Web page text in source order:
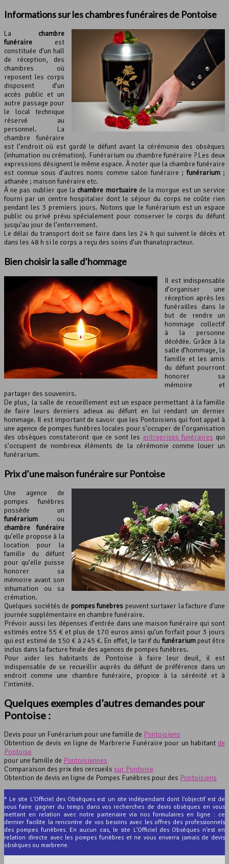
Informations sur les chambres funéraires de Pontoise
La chambre
funéraire est
constituée d’un hall
de réception, des
chambres où
reposent les corps
disposent d’un
accès public et un
autre passage pour
le local technique
réservé au
personnel. La
chambre funéraire
est l’endroit où est gardé le défunt avant la cérémonie des obsèques
(inhumation ou crémation). Funérarium ou chambre funéraire ? Les deux
expressions désignent le même espace. À noter que la chambre funéraire
est connue sous d’autres noms comme salon funéraire ;funérarium ;
athanée ; maison funéraire etc.
À ne pas oublier que la chambre mortuairede la morgue est un service
fourni par un centre hospitalier dont le séjour du corps ne coûte rien
pendant les 3 premiers jours. Notons que le funérarium est un espace
public ou privé prévu spécialement pour conserver le corps du défunt
jusqu’au jour de l’enterrement.
Le délai du transport doit se faire dans les 24 h qui suivent le décès et
dans les 48 h si le corps a reçu des soins d’un thanatopracteur.
Bien choisir lasalle d’hommage
Il est indispensable
d’organiser une
réception après les
funérailles dans le
but de rendre un
hommage collectif
à la personne
décédée. Grâce à la
salle d’hommage, la
famille et les amis
du défunt pourront
honorer sa
mémoire et
partager des souvenirs.
De plus, la salle de recueillement est un espace permettant à la famille
de faire leurs derniers adieux au défunt en lui rendant un dernier
hommage. Il est important de savoir que les Pontoisiens qui font appel à
une agence de pompes funèbres locales pour s’occuper de l’organisation
des obsèques constateront que ce sont les entreprises funéraires qui
s’occupent de nombreux éléments de la cérémonie comme louer un
funérarium.
Prix d’unemaison funérairesur Pontoise
Une agence de
pompes funèbres
possède un
funérarium ou
chambre funéraire
qu’elle propose à la
location pour la
famille du défunt
pour qu’elle puisse
honorer sa
mémoire avant son
inhumation ou sa
crémation.
Quelques sociétés de pompes funèbres peuvent surtaxer la facture d’une
journée supplémentaire en chambre funéraire.
Prévoir aussi les dépenses d’entrée dans une maison funéraire qui sont
estimés entre 55 € et plus de 170 euros ainsi qu’un forfait pour 3 jours
qui est estimé de 150 € à 245 €. En effet, le tarif dufunérarium peut être
inclus dans la facture finale des agences de pompes funèbres.
Pour aider les habitants de Pontoise à faire leur deuil, il est
indispensable de se recueillir auprès du défunt de préférence dans un
endroit comme une chambre funéraire, propice à la sérénité et à
l’intimité.
Quelques exemples d’autres demandes pour
Pontoise :
Devis pour un Funérarium pour une famille de Pontoisiens
Obtention de devis en ligne de Marbrerie Funéraire pour un habitant de
Pontoise
pour une famille de Pontoisiennes
Comparaison des prix des cercueils sur Pontoise
Obtention de devis en ligne de Pompes Funèbres pour des Pontoisiens
* Le site L'Officiel des Obsèques est un site indépendant dont l'objectif est de
vous faire gagner du temps dans vos recherches de devis obsèques en vous
mettant en relation avec notre partenaire via nos formulaires en ligne : ce
dernier facilite la rencontre de vos besoins avec les offres des professionnels
des pompes funèbres. En aucun cas, le site L'Officiel des Obsèques n'est en
relation directe avec les pompes funèbres et ne vous enverra jamais de devis
obsèques ou marbrerie.